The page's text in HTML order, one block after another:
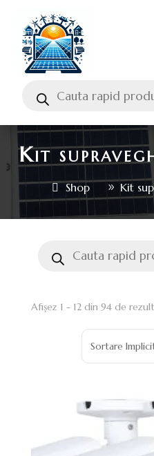
Kit
Shop Kit
Afișez 1 - 12 din 94 de